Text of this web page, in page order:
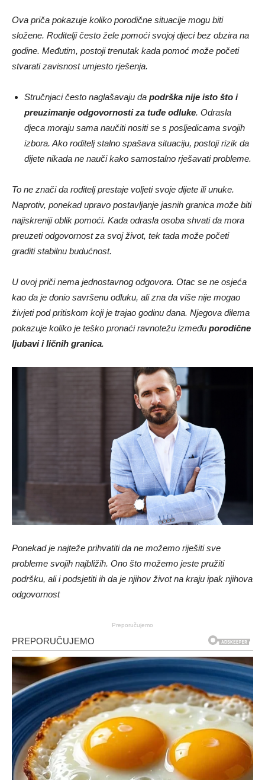
Ova priča pokazuje koliko porodične situacije mogu biti
složene. Roditelji često žele pomoći svojoj djeci bez obzira na
godine. Međutim, postoji trenutak kada pomoć može početi
stvarati zavisnost umjesto rješenja.
Stručnjaci često naglašavaju da podrška nije isto što i
preuzimanje odgovornosti za tuđe odluke. Odrasla
djeca moraju sama naučiti nositi se s posljedicama svojih
izbora. Ako roditelj stalno spašava situaciju, postoji rizik da
dijete nikada ne nauči kako samostalno rješavati probleme.
To ne znači da roditelj prestaje voljeti svoje dijete ili unuke.
Naprotiv, ponekad upravo postavljanje jasnih granica može biti
najiskreniji oblik pomoći. Kada odrasla osoba shvati da mora
preuzeti odgovornost za svoj život, tek tada može početi
graditi stabilnu budućnost.
U ovoj priči nema jednostavnog odgovora. Otac se ne osjeća
kao da je donio savršenu odluku, ali zna da više nije mogao
živjeti pod pritiskom koji je trajao godinu dana. Njegova dilema
pokazuje koliko je teško pronaći ravnotežu između porodične
ljubavi i ličnih granica.
Ponekad je najteže prihvatiti da ne možemo riješiti sve
probleme svojih najbližih. Ono što možemo jeste pružiti
podršku, ali i podsjetiti ih da je njihov život na kraju ipak njihova
odgovornost
Preporučujemo